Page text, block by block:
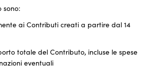
sono:
ai Contributi creati a partire dal 14
totale del Contributo, incluse le spese
eventuali